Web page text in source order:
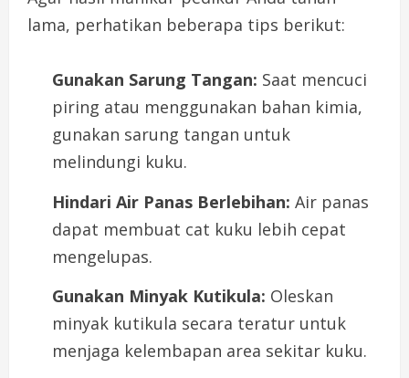
lama, perhatikan beberapa tips berikut:
Gunakan Sarung Tangan: Saat mencuci
piring atau menggunakan bahan kimia,
gunakan sarung tangan untuk
melindungi kuku.
Hindari Air Panas Berlebihan: Air panas
dapat membuat cat kuku lebih cepat
mengelupas.
Gunakan Minyak Kutikula: Oleskan
minyak kutikula secara teratur untuk
menjaga kelembapan area sekitar kuku.